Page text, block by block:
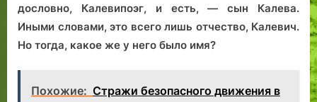
дословно, Калевипоэг, и есть, — сын Калева.
Иными словами, это всего лишь отчество, Калевич.
Но тогда, какое же у него было имя?
Похожие: Стражи безопасного движения в